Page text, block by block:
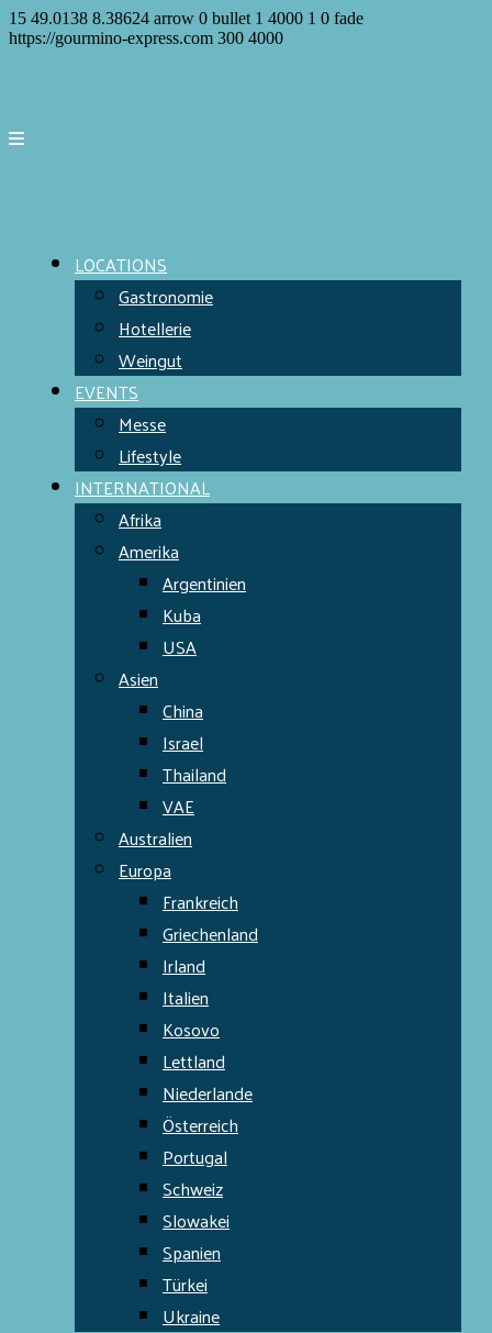
15 49.0138 8.38624 arrow 0 bullet 1 4000 1 0 fade
https://gourmino-express.com 300 4000
LOCATIONS
Gastronomie
Hotellerie
Weingut
EVENTS
Messe
Lifestyle
INTERNATIONAL
Afrika
Amerika
Argentinien
Kuba
USA
Asien
China
Israel
Thailand
VAE
Australien
Europa
Frankreich
Griechenland
Irland
Italien
Kosovo
Lettland
Niederlande
Österreich
Portugal
Schweiz
Slowakei
Spanien
Türkei
Ukraine